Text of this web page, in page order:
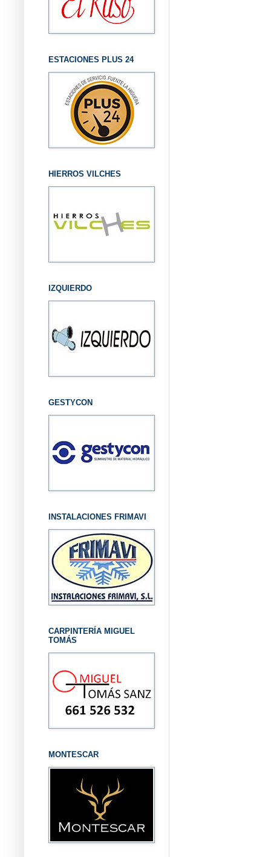
ESTACIONES PLUS 24
HIERROS VILCHES
IZQUIERDO
GESTYCON
INSTALACIONES FRIMAVI
CARPINTERÍA MIGUEL
TOMÁS
MONTESCAR